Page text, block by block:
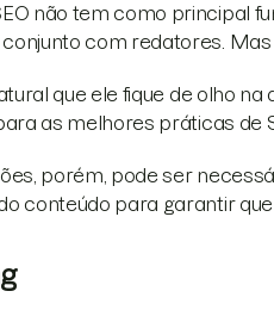
não tem como principal
com redatores.
que ele fique de olho
as melhores práticas de
porém, pode ser
conteúdo para garantir